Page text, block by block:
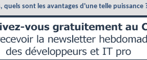
sont les avantages d'une telle puissance